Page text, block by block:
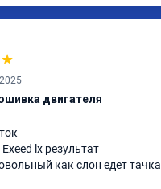
★
двигателя
lx результат
как слон едет тачка